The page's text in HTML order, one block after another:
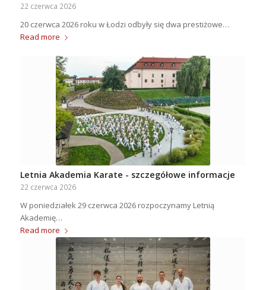
22 czerwca 2026
20 czerwca 2026 roku w Łodzi odbyły się dwa prestiżowe…
Read more
Letnia Akademia Karate - szczegółowe informacje
22 czerwca 2026
W poniedziałek 29 czerwca 2026 rozpoczynamy Letnią
Akademię…
Read more